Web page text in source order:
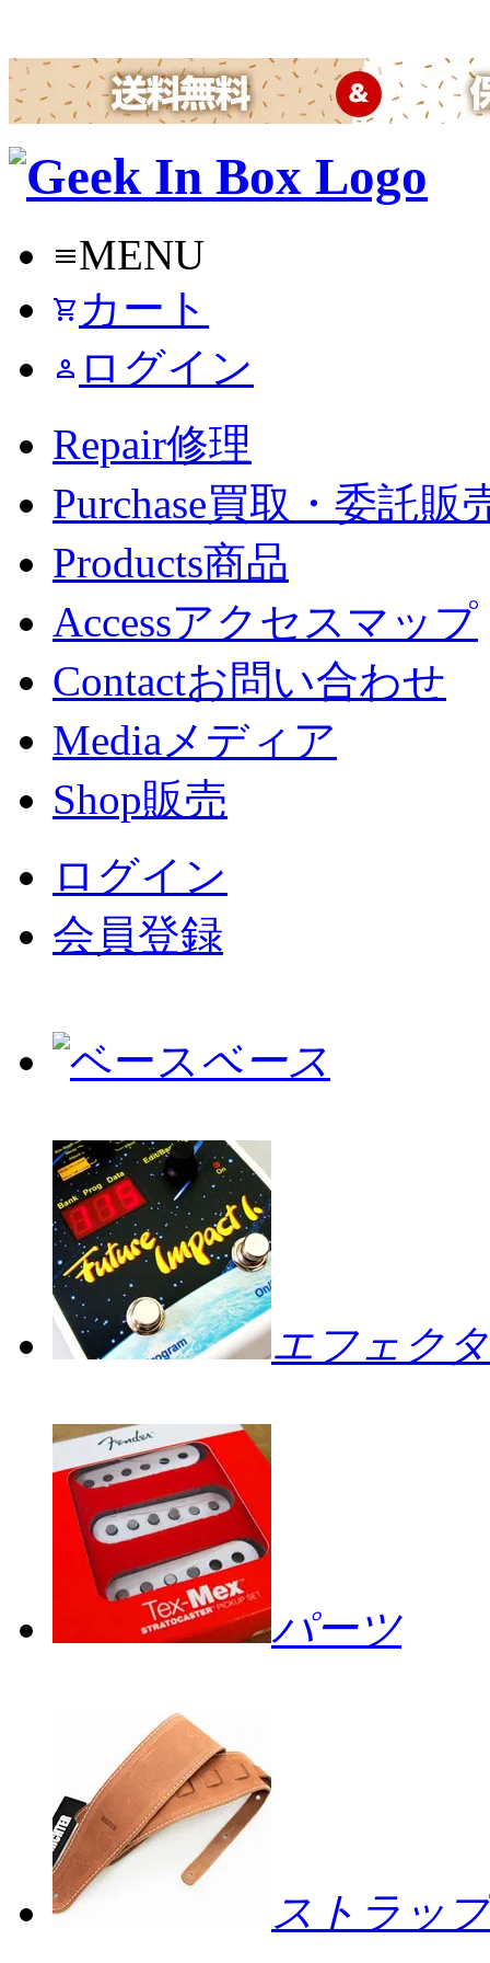
menuMENU
shopping_cart カート
person ログイン
Repair修理
Purchase買取・委託販
Products商品
Accessアクセスマップ
Contactお問い合わせ
Mediaメディア
Shop販売
ログイン
会員登録
ベース
エフェク
パーツ
ストラップ